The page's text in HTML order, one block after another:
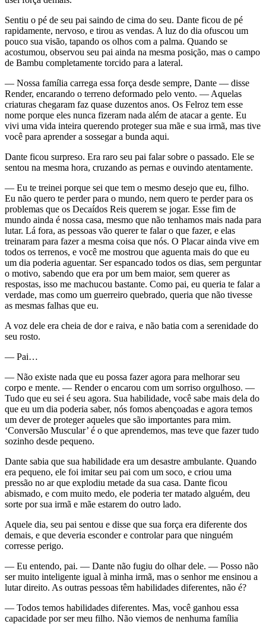
Sentiu o pé de seu pai saindo de cima do seu. Dante ficou de pé
rapidamente, nervoso, e tirou as vendas. A luz do dia ofuscou um
pouco sua visão, tapando os olhos com a palma. Quando se
acostumou, observou seu pai ainda na mesma posição, mas o campo
de Bambu completamente torcido para a lateral.
— Nossa família carrega essa força desde sempre, Dante — disse
Render, encarando o terreno deformado pelo vento. — Aquelas
criaturas chegaram faz quase duzentos anos. Os Felroz tem esse
nome porque eles nunca fizeram nada além de atacar a gente. Eu
vivi uma vida inteira querendo proteger sua mãe e sua irmã, mas tive
você para aprender a sossegar a bunda aqui.
Dante ficou surpreso. Era raro seu pai falar sobre o passado. Ele se
sentou na mesma hora, cruzando as pernas e ouvindo atentamente.
— Eu te treinei porque sei que tem o mesmo desejo que eu, filho.
Eu não quero te perder para o mundo, nem quero te perder para os
problemas que os Decaídos Reis querem se jogar. Esse fim de
mundo ainda é nossa casa, mesmo que não tenhamos mais nada para
lutar. Lá fora, as pessoas vão querer te falar o que fazer, e elas
treinaram para fazer a mesma coisa que nós. O Placar ainda vive em
todos os terrenos, e você me mostrou que aguenta mais do que eu
um dia poderia aguentar. Ser espancado todos os dias, sem perguntar
o motivo, sabendo que era por um bem maior, sem querer as
respostas, isso me machucou bastante. Como pai, eu queria te falar a
verdade, mas como um guerreiro quebrado, queria que não tivesse
as mesmas falhas que eu.
A voz dele era cheia de dor e raiva, e não batia com a serenidade do
seu rosto.
— Pai…
— Não existe nada que eu possa fazer agora para melhorar seu
corpo e mente. — Render o encarou com um sorriso orgulhoso. —
Tudo que eu sei é seu agora. Sua habilidade, você sabe mais dela do
que eu um dia poderia saber, nós fomos abençoadas e agora temos
um dever de proteger aqueles que são importantes para mim.
‘Conversão Muscular’ é o que aprendemos, mas teve que fazer tudo
sozinho desde pequeno.
Dante sabia que sua habilidade era um desastre ambulante. Quando
era pequeno, ele foi imitar seu pai com um soco, e criou uma
pressão no ar que explodiu metade da sua casa. Dante ficou
abismado, e com muito medo, ele poderia ter matado alguém, deu
sorte por sua irmã e mãe estarem do outro lado.
Aquele dia, seu pai sentou e disse que sua força era diferente dos
demais, e que deveria esconder e controlar para que ninguém
corresse perigo.
— Eu entendo, pai. — Dante não fugiu do olhar dele. — Posso não
ser muito inteligente igual à minha irmã, mas o senhor me ensinou a
lutar direito. As outras pessoas têm habilidades diferentes, não é?
— Todos temos habilidades diferentes. Mas, você ganhou essa
capacidade por ser meu filho. Não viemos de nenhuma família